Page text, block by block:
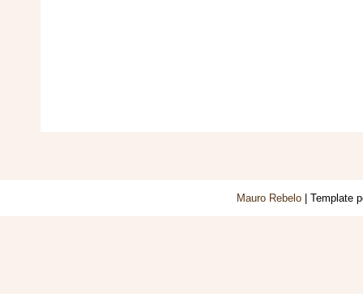
Mauro Rebelo | Template